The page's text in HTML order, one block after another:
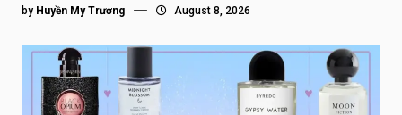
by Huyền My Trương August 8, 2026